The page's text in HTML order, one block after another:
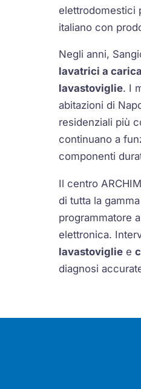
elettrodomestici
italiano con
Negli anni,
lavatrici a
lavastoviglie. I
abitazioni di
residenziali più
continuano a
componenti
Il centro
di tutta la
programmatore
elettronica.
lavastoviglie e
diagnosi